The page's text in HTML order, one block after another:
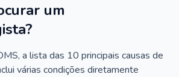
um
a lista das 10 principais causas de
várias condições diretamente